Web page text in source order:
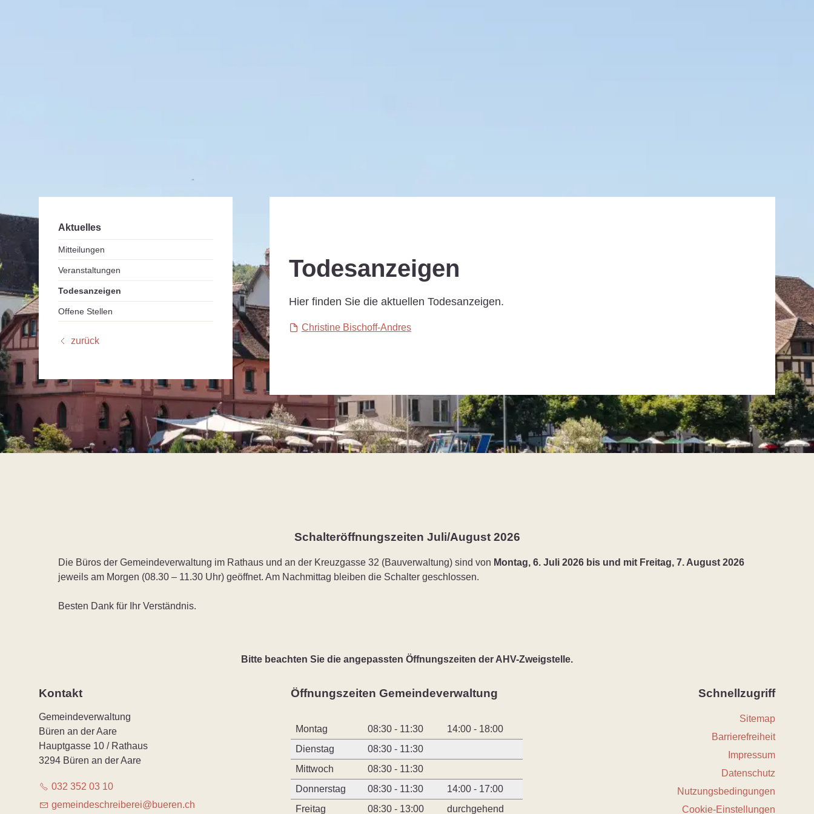
Aktuelles
Mitteilungen
Veranstaltungen
Todesanzeigen
Offene Stellen
zurück
Todesanzeigen
Hier finden Sie die aktuellen Todesanzeigen.
Christine Bischoff-Andres
Schalteröffnungszeiten Juli/August 2026
Die Büros der Gemeindeverwaltung im Rathaus und an der Kreuzgasse 32 (Bauverwaltung) sind von Montag, 6. Juli 2026 bis und mit Freitag, 7. August 2026
jeweils am Morgen (08.30 – 11.30 Uhr) geöffnet. Am Nachmittag bleiben die Schalter geschlossen.
Besten Dank für Ihr Verständnis.
Bitte beachten Sie die angepassten Öffnungszeiten der AHV-Zweigstelle.
Kontakt
Gemeindeverwaltung
Büren an der Aare
Hauptgasse 10 / Rathaus
3294 Büren an der Aare
032 352 03 10
g
m nd schr b r b r n ch
Öffnungszeiten Gemeindeverwaltung
Montag 08:30 - 11:30
14:00 - 18:00
Dienstag
08:30 - 11:30
Mittwoch
08:30 - 11:30
Donnerstag
08:30 - 11:30
14:00 - 17:00
Freitag
08:30 - 13:00 durchgehend
Schnellzugriff
Sitemap
Barrierefreiheit
Impressum
Datenschutz
Nutzungsbedingungen
Cookie-Einstellungen